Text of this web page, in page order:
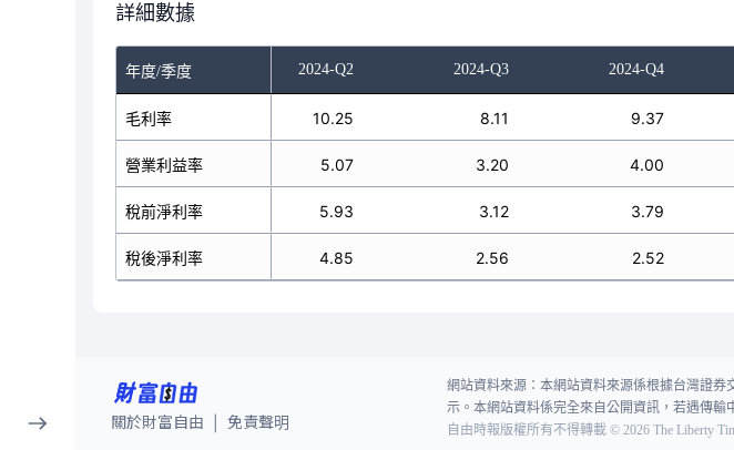
詳細數據
年度/季度
2024-Q1 2024-Q2 2024-Q3 2024-Q4
毛利率
營業利益率
稅前淨利率
稅後淨利率
7.14 10.25 8.11 9.37
2.61 5.07 3.20 4.00
2.90 5.93 3.12 3.79
2.42 4.85 2.56 2.52
關於財富自由 免責聲明
網站資料來源：本網站資料來源係根據台灣證
示。本網站資料係完全來自公開資訊，若遇傳
自由時報版權所有不得轉載 © 2026 The Liberty